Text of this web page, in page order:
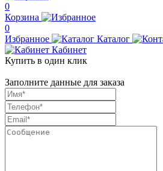
0
Корзина
0
Избранное
Каталог
Кабинет
Купить в один клик
Заполните данные для заказа